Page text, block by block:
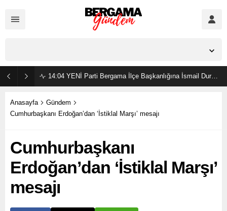
14:04 YENİ Parti Bergama İlçe Başkanlığına İsmail Durmaz görevlendirildi
Anasayfa
Gündem
Cumhurbaşkanı Erdoğan’dan ‘İstiklal Marşı’ mesajı
Cumhurbaşkanı
Erdoğan’dan ‘İstiklal Marşı’
mesajı